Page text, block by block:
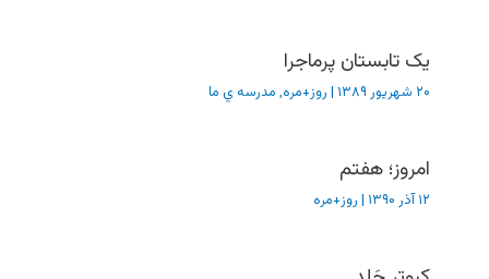
یک تابستان پرماجرا
۲۰ شهریور ۱۳۸۹ | روز+مره, مدرسه ي ما
امروز؛ هفتم
۱۲ آذر ۱۳۹۰ | روز+مره